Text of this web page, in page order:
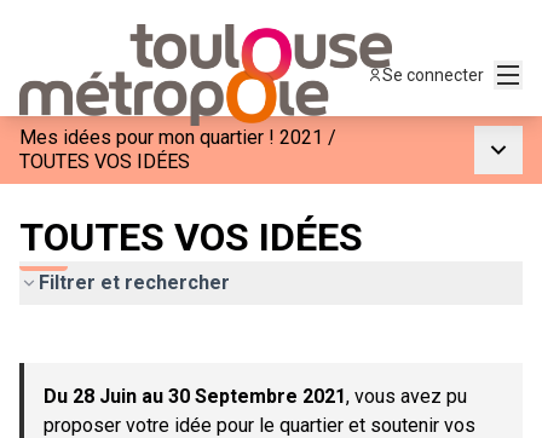
Se connecter
Mes idées pour mon quartier ! 2021 /
TOUTES VOS IDÉES
TOUTES VOS IDÉES
Filtrer et rechercher
−
Du 28 Juin au 30 Septembre 2021, vous avez pu
proposer votre idée pour le quartier et soutenir vos